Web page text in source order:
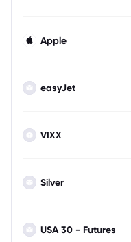
Apple
easyJet
VIXX
Silver
USA 30 - Futures